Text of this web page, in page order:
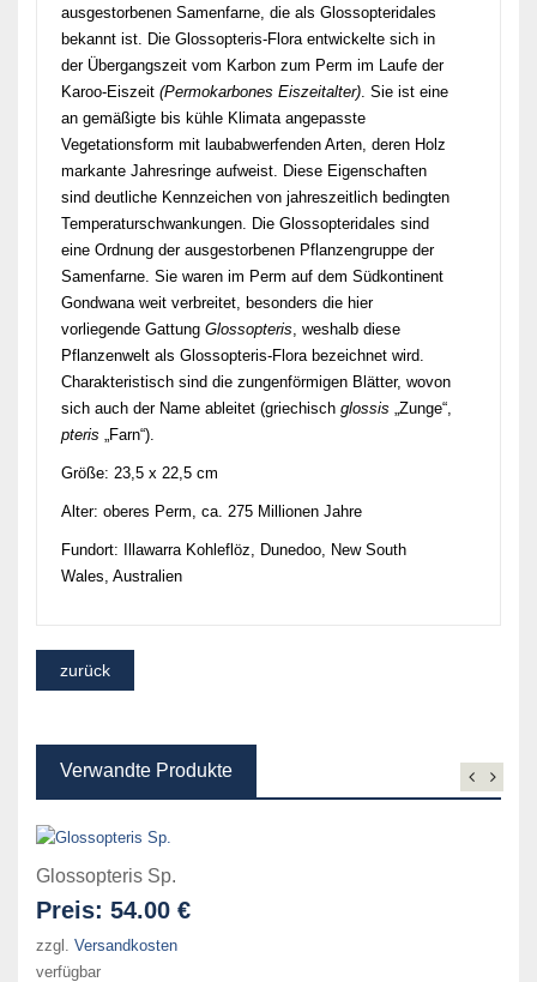
ausgestorbenen Samenfarne, die als Glossopteridales
bekannt ist. Die Glossopteris-Flora entwickelte sich in
der Übergangszeit vom Karbon zum Perm im Laufe der
Karoo-Eiszeit (Permokarbones Eiszeitalter) . Sie ist eine
an gemäßigte bis kühle Klimata angepasste
Vegetationsform mit laubabwerfenden Arten, deren Holz
markante Jahresringe aufweist. Diese Eigenschaften
sind deutliche Kennzeichen von jahreszeitlich bedingten
Temperaturschwankungen. Die Glossopteridales sind
eine Ordnung der ausgestorbenen Pflanzengruppe der
Samenfarne. Sie waren im Perm auf dem Südkontinent
Gondwana weit verbreitet, besonders die hier
vorliegende Gattung Glossopteris , weshalb diese
Pflanzenwelt als Glossopteris-Flora bezeichnet wird.
Charakteristisch sind die zungenförmigen Blätter, wovon
sich auch der Name ableitet (griechisch glossis „Zunge“,
pteris „Farn“).
Größe: 23,5 x 22,5 cm
Alter: oberes Perm, ca. 275 Millionen Jahre
Fundort: Illawarra Kohleflöz, Dunedoo, New South
Wales, Australien
Verwandte Produkte
Glossopteris Sp.
Preis: 54.00 €
zzgl. Versandkosten
verfügbar